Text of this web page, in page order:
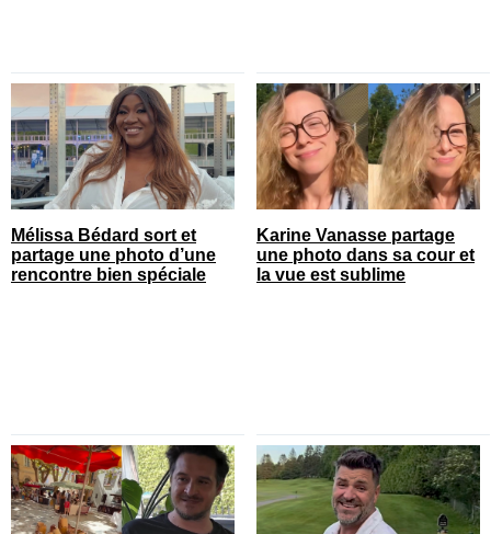
Mélissa Bédard sort et
partage une photo d’une
rencontre bien spéciale
Karine Vanasse partage
une photo dans sa cour et
la vue est sublime